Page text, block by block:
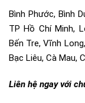
Bình Phước, Bình
TP Hồ Chí Minh,
Bến Tre, Vĩnh
Bạc Liêu, Cà Mau,
Liên hệ ngay với